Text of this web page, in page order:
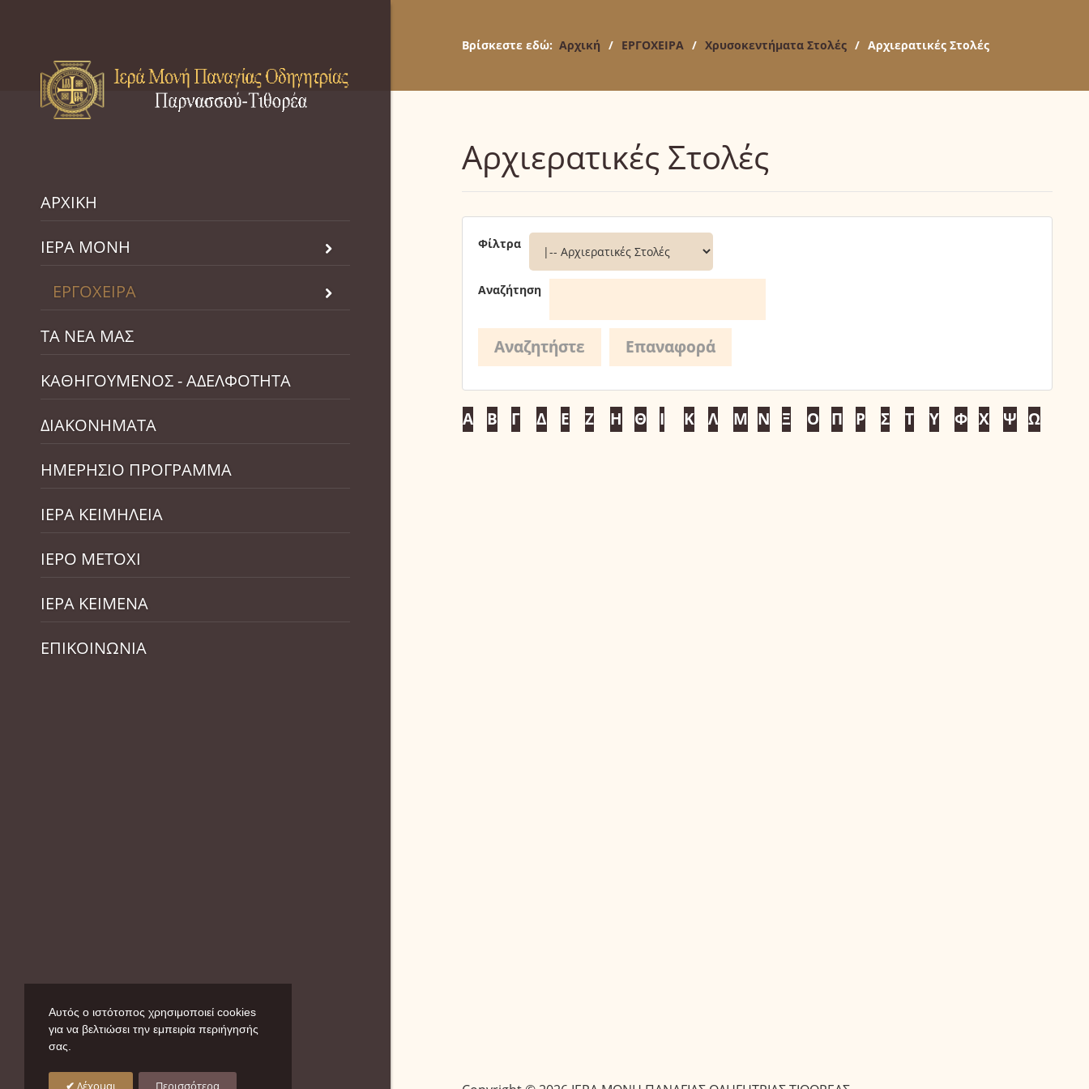
ΑΡΧΙΚΗ
ΙΕΡΑ ΜΟΝΗ
ΕΡΓΟΧΕΙΡΑ
ΤΑ ΝΕΑ ΜΑΣ
ΚΑΘΗΓΟΥΜΕΝΟΣ - ΑΔΕΛΦΟΤΗΤΑ
ΔΙΑΚΟΝΗΜΑΤΑ
ΗΜΕΡΗΣΙΟ ΠΡΟΓΡΑΜΜΑ
ΙΕΡΑ ΚΕΙΜΗΛΕΙΑ
ΙΕΡΟ ΜΕΤΟΧΙ
ΙΕΡΑ ΚΕΙΜΕΝΑ
ΕΠΙΚΟΙΝΩΝΙΑ
Βρίσκεστε εδώ: Αρχική / ΕΡΓΟΧΕΙΡΑ / Χρυσοκεντήματα Στολές / Αρχιερατικές Στολές
Αρχιερατικές Στολές
Φίλτρα
Αναζήτηση
Α Β Γ Δ Ε Ζ Η Θ Ι Κ Λ Μ Ν Ξ Ο Π Ρ Σ Τ Υ Φ Χ Ψ Ω
Αυτός ο ιστότοπος χρησιμοποιεί cookies
για να βελτιώσει την εμπειρία περιήγησής
σας.
Δέχομαι Περισσότερα